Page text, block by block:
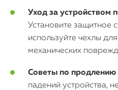
Уход за устройством
Установите защитное
используйте чехлы
механических
Советы по
падений устройства,